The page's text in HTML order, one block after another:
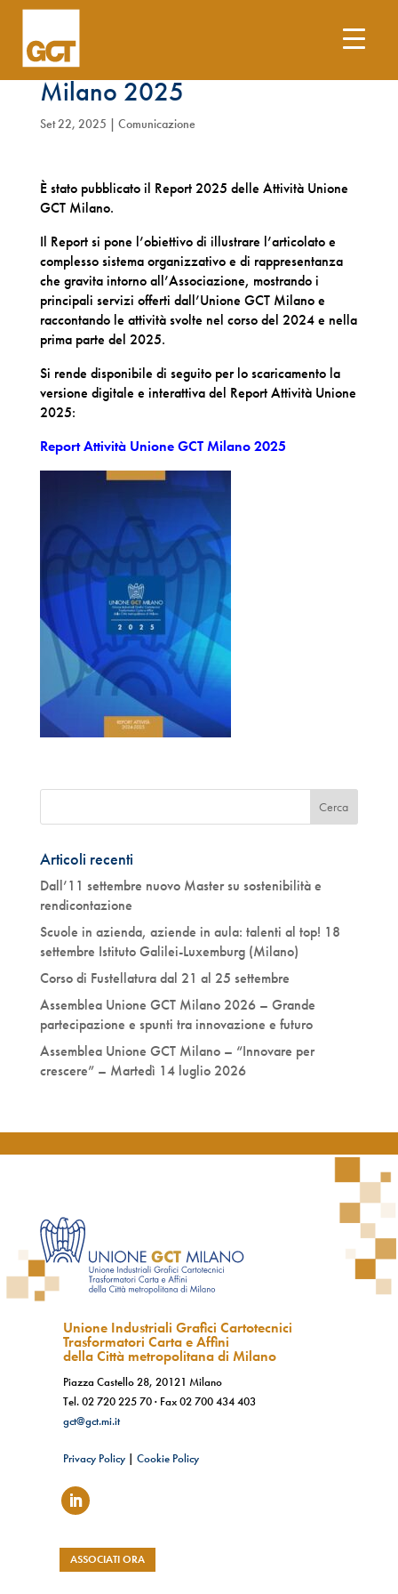
Report Attività Unione GCT
Milano 2025
Set 22, 2025 | Comunicazione
È stato pubblicato il Report 2025 delle Attività Unione
GCT Milano.
Il Report si pone l’obiettivo di illustrare l’articolato e
complesso sistema organizzativo e di rappresentanza
che gravita intorno all’Associazione, mostrando i
principali servizi offerti dall’Unione GCT Milano e
raccontando le attività svolte nel corso del 2024 e nella
prima parte del 2025.
Si rende disponibile di seguito per lo scaricamento la
versione digitale e interattiva del Report Attività Unione
2025:
Report Attività Unione GCT Milano 2025
Articoli recenti
Dall’11 settembre nuovo Master su sostenibilità e
rendicontazione
Scuole in azienda, aziende in aula: talenti al top! 18
settembre Istituto Galilei-Luxemburg (Milano)
Corso di Fustellatura dal 21 al 25 settembre
Assemblea Unione GCT Milano 2026 – Grande
partecipazione e spunti tra innovazione e futuro
Assemblea Unione GCT Milano – “Innovare per
crescere” – Martedì 14 luglio 2026
Unione Industriali Grafici Cartotecnici
Trasformatori Carta e Affini
della Città metropolitana di Milano
Piazza Castello 28, 20121 Milano
Tel.02 720 225 70· Fax02 700 434 403
gct@gct.mi.it
Privacy Policy| Cookie Policy
ASSOCIATI ORA